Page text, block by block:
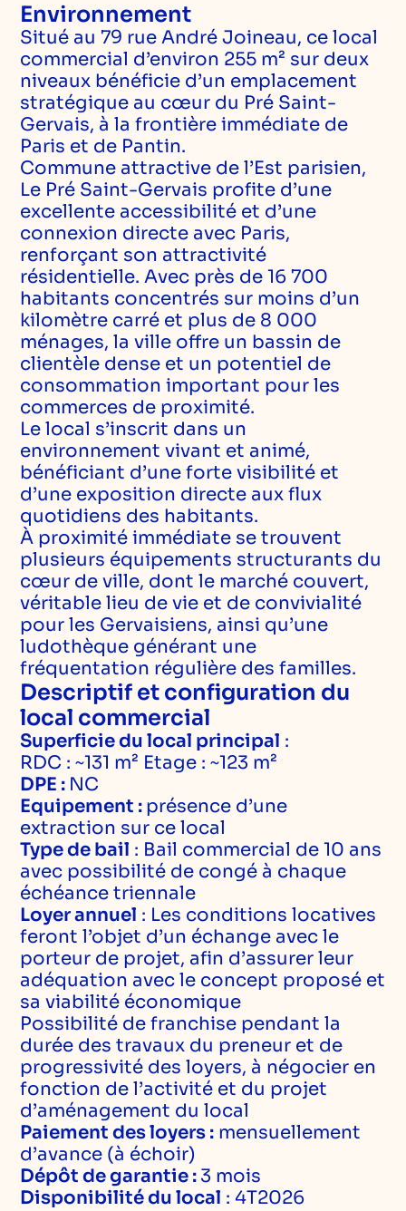
Environnement
Situé au 79 rue André Joineau, ce local
commercial d’environ 255 m² sur deux
niveaux bénéficie d’un emplacement
stratégique au cœur du Pré Saint-
Gervais, à la frontière immédiate de
Paris et de Pantin.
Commune attractive de l’Est parisien,
Le Pré Saint-Gervais profite d’une
excellente accessibilité et d’une
connexion directe avec Paris,
renforçant son attractivité
résidentielle. Avec près de 16 700
habitants concentrés sur moins d’un
kilomètre carré et plus de 8 000
ménages, la ville offre un bassin de
clientèle dense et un potentiel de
consommation important pour les
commerces de proximité.
Le local s’inscrit dans un
environnement vivant et animé,
bénéficiant d’une forte visibilité et
d’une exposition directe aux flux
quotidiens des habitants.
À proximité immédiate se trouvent
plusieurs équipements structurants du
cœur de ville, dont le marché couvert,
véritable lieu de vie et de convivialité
pour les Gervaisiens, ainsi qu’une
ludothèque générant une
fréquentation régulière des familles.
Descriptif et configuration du
local commercial
Superficie du local principal :
RDC : ~131 m² Etage : ~123 m²
DPE : NC
Equipement : présence d’une
extraction sur ce local
Type de bail : Bail commercial de 10 ans
avec possibilité de congé à chaque
échéance triennale
Loyer annuel : Les conditions locatives
feront l’objet d’un échange avec le
porteur de projet, afin d’assurer leur
adéquation avec le concept proposé et
sa viabilité économique
Possibilité de franchise pendant la
durée des travaux du preneur et de
progressivité des loyers, à négocier en
fonction de l’activité et du projet
d’aménagement du local
Paiement des loyers : mensuellement
d’avance (à échoir)
Dépôt de garantie : 3 mois
Disponibilité du local : 4T2026